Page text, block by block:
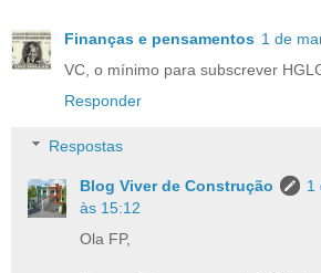
Finanças e pensamentos 1 de
VC, o mínimo para subscrever
Responder
Respostas
Blog Viver de Construção
1
às 15:12
Ola FP,